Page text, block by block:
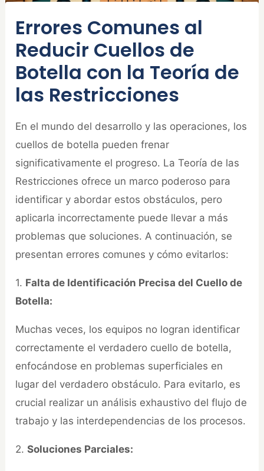
Errores Comunes al
Reducir Cuellos de
Botella con la Teoría de
las Restricciones
En el mundo del desarrollo y las operaciones, los
cuellos de botella pueden frenar
significativamente el progreso. La Teoría de las
Restricciones ofrece un marco poderoso para
identificar y abordar estos obstáculos, pero
aplicarla incorrectamente puede llevar a más
problemas que soluciones. A continuación, se
presentan errores comunes y cómo evitarlos:
1. Falta de Identificación Precisa del Cuello de
Botella:
Muchas veces, los equipos no logran identificar
correctamente el verdadero cuello de botella,
enfocándose en problemas superficiales en
lugar del verdadero obstáculo. Para evitarlo, es
crucial realizar un análisis exhaustivo del flujo de
trabajo y las interdependencias de los procesos.
2.Soluciones Parciales: